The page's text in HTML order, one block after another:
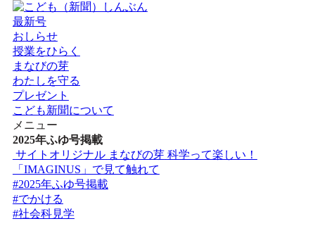
最新号
おしらせ
授業をひらく
まなびの芽
わたしを守る
プレゼント
こども新聞について
メニュー
2025年ふゆ号掲載
サイトオリジナル まなびの芽 科学って楽しい！
「IMAGINUS」で見て触れて
#2025年ふゆ号掲載
#でかける
#社会科見学